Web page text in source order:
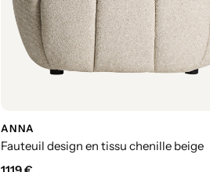
ANNA
Fauteuil design en tissu chenille beige